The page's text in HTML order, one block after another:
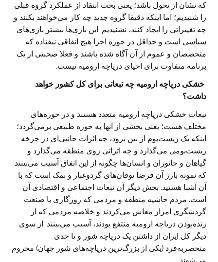
که نشان از تحول باشد؛ یعنی بحث انتقاد از عملکرد گروه قبلی
را شنیدیم؛ اما اینکه دقیقا گروه جدید چه کار می‌خواهند بکنند و
چه تغییراتی را ایجاد کنند، نشنیدیم. این بازی‌ها بیشتر بازی‌های
سیاسی است و حداقل در حوزه اجرا هیچ اتفاقی نیفتاده که
متخصصان و عموم از آن آگاه شده باشند و فعلا صحبتی از یک
برنامه متفاوت برای احیای دریاچه ارومیه نیست.
‌ خشکی دریاچه ارومیه چه تبعاتی برای کل کشور خواهد
داشت؟
تبعات خشکی دریاچه ارومیه متعدد هستند و در حوزه‌های
مختلف هست؛ یعنی بخشی از آنها به حوزه طبیعی برمی‌گردد؛
اینکه یک زیست‌بوم از بین برود، چه اثرات جانبی‌ای در چرخه
زیست‌بومی می‌گذارد و چه اثراتی روی منطقه می‌گذارد و
گیاهان و جانوران و انسان‌ها چگونه از این اتفاق آسیب می‌بینند
که نمونه بارز آن فرضا توفان‌های گردوغبار و نمک است که با
آن آشنا هستید. بخش دیگر آن تبعات اجتماعی و اقتصادی آن
است. مردم حاشیه منطقه و مردمی که روزگاری با صنعت
گردشگری امرار معاش می‌کردند و خلاصه مردمی که از
زنده‌بودن دریاچه ارومیه منتفع بودند، آسیب می‌بینند. از سوی
دیگر کل ایران از داشتن یک دریاچه شور و تا حدی
منحصربه‌فرد (یکی از بزرگ‌ترین دریاچه‌های شور جهان) محروم